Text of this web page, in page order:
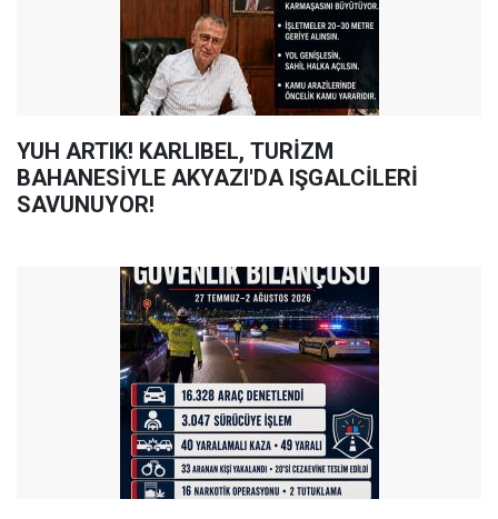
YUH ARTIK! KARLIBEL, TURİZM
BAHANESİYLE AKYAZI'DA IŞGALCİLERİ
SAVUNUYOR!